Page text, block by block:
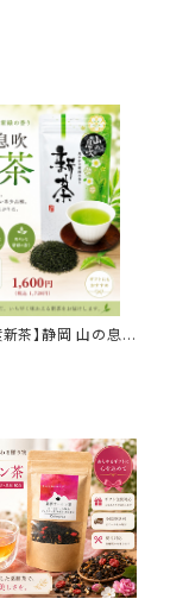
茶】静岡 山の息
岡県産 深蒸し新
みと力強い香り